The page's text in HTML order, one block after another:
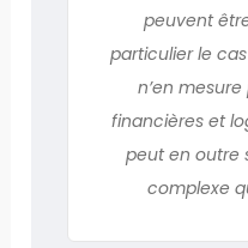
peuvent
particulier le
n’en
financières et
peut en outre
complexe